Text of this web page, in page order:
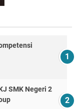
SMK Negeri 2